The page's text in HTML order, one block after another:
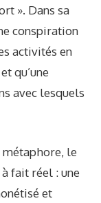
». Dans sa
conspiration
activités en
qu’une
avec lesquels
métaphore, le
fait réel : une
et